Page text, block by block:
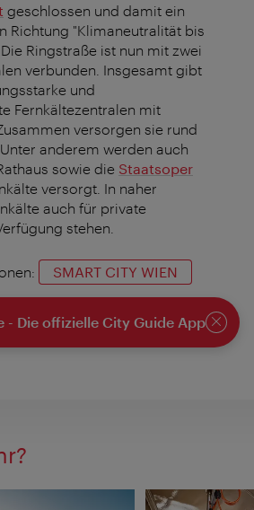
geschlossen und damit ein
Richtung "Klimaneutralität bis
Ringstraße ist nun mit zwei
verbunden. Insgesamt gibt
und
Fernkältezentralen mit
Zusammen versorgen sie rund
anderem werden auch
sowie die Staatsoper
versorgt. In naher
auch für private
stehen.
SMART CITY WIEN
- Die offizielle City Guide App